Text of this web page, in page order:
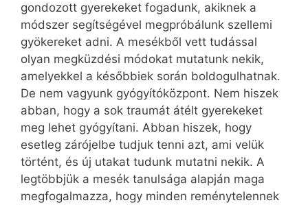
gondozott gyerekeket fogadunk, akiknek a
módszer segítségével megpróbálunk szellemi
gyökereket adni. A mesékből vett tudással
olyan megküzdési módokat mutatunk nekik,
amelyekkel a későbbiek során boldogulhatnak.
De nem vagyunk gyógyítóközpont. Nem hiszek
abban, hogy a sok traumát átélt gyerekeket
meg lehet gyógyítani. Abban hiszek, hogy
esetleg zárójelbe tudjuk tenni azt, ami velük
történt, és új utakat tudunk mutatni nekik. A
legtöbbjük a mesék tanulsága alapján maga
megfogalmazza, hogy minden reménytelennek